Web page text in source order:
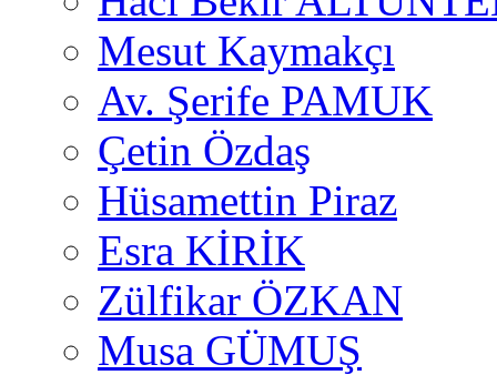
Mesut Kaymakçı
Av. Şerife PAMUK
Çetin Özdaş
Hüsamettin Piraz
Esra KİRİK
Zülfikar ÖZKAN
Musa GÜMUŞ